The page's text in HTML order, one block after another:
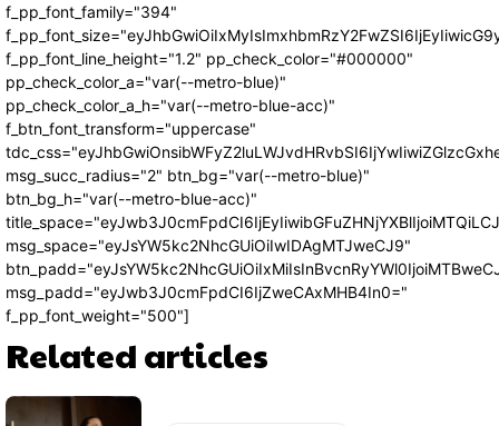
f_pp_font_family="394"
f_pp_font_line_height="1.2" pp_check_color="#000000"
pp_check_color_a="var(--metro-blue)"
pp_check_color_a_h="var(--metro-blue-acc)"
f_btn_font_transform="uppercase"
msg_succ_radius="2" btn_bg="var(--metro-blue)"
btn_bg_h="var(--metro-blue-acc)"
msg_space="eyJsYW5kc2NhcGUiOiIwIDAgMTJweCJ9"
msg_padd="eyJwb3J0cmFpdCI6IjZweCAxMHB4In0="
f_pp_font_weight="500"]
Related articles